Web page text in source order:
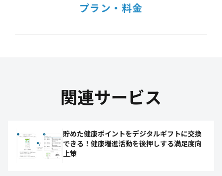
プラン・料金
関連サービス
貯めた健康ポイントをデジタルギフトに交換
できる！健康増進活動を後押しする満足度向
上策